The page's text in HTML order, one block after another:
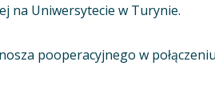
na Uniwersytecie w Turynie.
pooperacyjnego w